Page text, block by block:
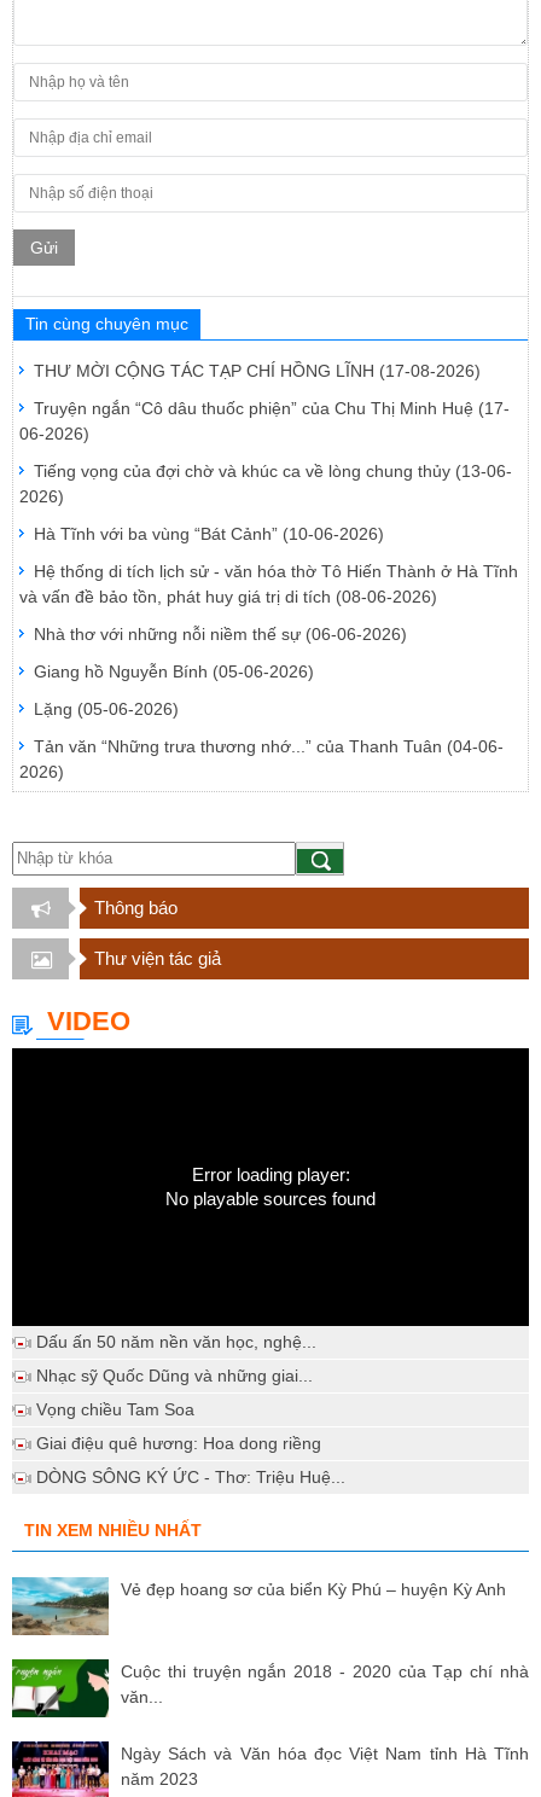
Gửi
Tin cùng chuyên mục
THƯ MỜI CỘNG TÁC TẠP CHÍ HỒNG LĨNH (17-08-2026)
Truyện ngắn “Cô dâu thuốc phiện” của Chu Thị Minh Huệ (17-
06-2026)
Tiếng vọng của đợi chờ và khúc ca về lòng chung thủy (13-06-
2026)
Hà Tĩnh với ba vùng “Bát Cảnh” (10-06-2026)
Hệ thống di tích lịch sử - văn hóa thờ Tô Hiến Thành ở Hà Tĩnh
và vấn đề bảo tồn, phát huy giá trị di tích (08-06-2026)
Nhà thơ với những nỗi niềm thế sự (06-06-2026)
Giang hồ Nguyễn Bính (05-06-2026)
Lặng (05-06-2026)
Tản văn “Những trưa thương nhớ...” của Thanh Tuân (04-06-
2026)
Thông báo
Thư viện tác giả
VIDEO
Error loading player:
No playable sources found
Dấu ấn 50 năm nền văn học, nghệ...
Nhạc sỹ Quốc Dũng và những giai...
Vọng chiều Tam Soa
Giai điệu quê hương: Hoa dong riềng
DÒNG SÔNG KÝ ỨC - Thơ: Triệu Huệ...
TIN XEM NHIỀU NHẤT
Vẻ đẹp hoang sơ của biển Kỳ Phú – huyện Kỳ Anh
Cuộc thi truyện ngắn 2018 - 2020 của Tạp chí nhà
văn...
Ngày Sách và Văn hóa đọc Việt Nam tỉnh Hà Tĩnh
năm 2023